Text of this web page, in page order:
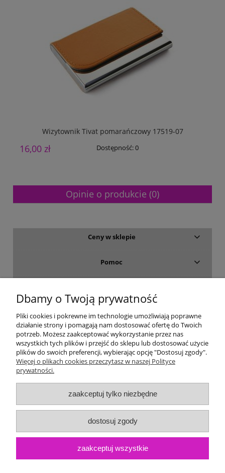
Wizytownik Tivat pomarańczowy 17519-07
16,00 zł Dostępność:0
Opinie o produkcie (0)
Ceny w sklepie
Pomoc
Moje konto
Gwarancja i zwroty
O firmie
Dbamy o Twoją prywatność
Pliki cookies i pokrewne im technologie umożliwiają poprawne
działanie strony i pomagają nam dostosować ofertę do Twoich
potrzeb. Możesz zaakceptować wykorzystanie przez nas
wszystkich tych plików i przejść do sklepu lub dostosować użycie
plików do swoich preferencji, wybierając opcję "Dostosuj zgody".
Więcej o plikach cookies przeczytasz w naszej Polityce
prywatności.
zaakceptuj tylko niezbędne
dostosuj zgody
zaakceptuj wszystkie